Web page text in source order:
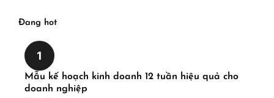
Đang hot
1
Mẫu kế hoạch kinh doanh 12 tuần hiệu quả cho
doanh nghiệp